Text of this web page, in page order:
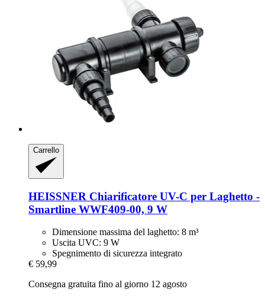
Carrello
HEISSNER Chiarificatore UV-​C per Laghetto -​
Smartline WWF409-​00, 9 W
Dimensione massima del laghetto: 8 m³
Uscita UVC: 9 W
Spegnimento di sicurezza integrato
€ 59,99
Consegna gratuita fino al giorno 12 agosto